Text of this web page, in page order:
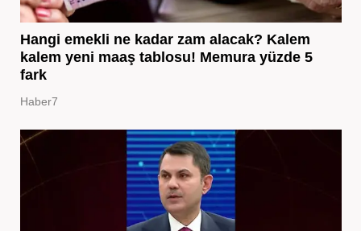
Hangi emekli ne kadar zam alacak? Kalem
kalem yeni maaş tablosu! Memura yüzde 5
fark
Haber7